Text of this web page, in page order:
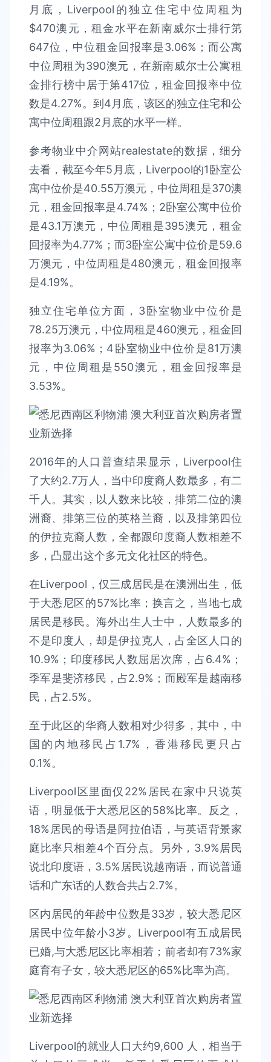
月底，Liverpool的独立住宅中位周租为
$470澳元，租金水平在新南威尔士排行第
647位，中位租金回报率是3.06%；而公寓
中位周租为390澳元，在新南威尔士公寓租
金排行榜中居于第417位，租金回报率中位
数是4.27%。到4月底，该区的独立住宅和公
寓中位周租跟2月底的水平一样。
参考物业中介网站realestate的数据，细分
去看，截至今年5月底，Liverpool的1卧室公
寓中位价是40.55万澳元，中位周租是370澳
元，租金回报率是4.74%；2卧室公寓中位价
是43.1万澳元，中位周租是395澳元，租金
回报率为4.77%；而3卧室公寓中位价是59.6
万澳元，中位周租是480澳元，租金回报率
是4.19%。
独立住宅单位方面，3卧室物业中位价是
78.25万澳元，中位周租是460澳元，租金回
报率为3.06%；4卧室物业中位价是81万澳
元，中位周租是550澳元，租金回报率是
3.53%。
2016年的人口普查结果显示，Liverpool住
了大约2.7万人，当中印度裔人数最多，有二
千人。其实，以人数来比较，排第二位的澳
洲裔、排第三位的英格兰裔，以及排第四位
的伊拉克裔人数，全都跟印度裔人数相差不
多，凸显出这个多元文化社区的特色。
在Liverpool，仅三成居民是在澳洲出生，低
于大悉尼区的57%比率；换言之，当地七成
居民是移民。海外出生人士中，人数最多的
不是印度人，却是伊拉克人，占全区人口的
10.9%；印度移民人数屈居次席，占6.4%；
季军是斐济移民，占2.9%；而殿军是越南移
民，占2.5%。
至于此区的华裔人数相对少得多，其中，中
国的内地移民占1.7%，香港移民更只占
0.1%。
Liverpool区里面仅22%居民在家中只说英
语，明显低于大悉尼区的58%比率。反之，
18%居民的母语是阿拉伯语，与英语背景家
庭比率只相差4个百分点。另外，3.9%居民
说北印度语，3.5%居民说越南语，而说普通
话和广东话的人数合共占2.7%。
区内居民的年龄中位数是33岁，较大悉尼区
居民中位年龄小3岁。Liverpool有五成居民
已婚,与大悉尼区比率相若；前者却有73%家
庭育有子女，较大悉尼区的65%比率为高。
Liverpool的就业人口大约9,600 人，相当于